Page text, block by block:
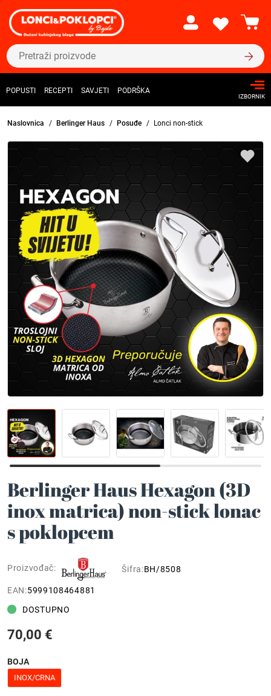
POPUSTI RECEPTI SAVJETI PODRŠKA
IZBORNIK
Naslovnica Berlinger Haus Posuđe Lonci non-stick
Berlinger Haus Hexagon (3D
inox matrica) non-stick lonac
s poklopcem
Proizvođač: Šifra:BH/8508
EAN:5999108464881
DOSTUPNO
70,00 €
BOJA
INOX/CRNA